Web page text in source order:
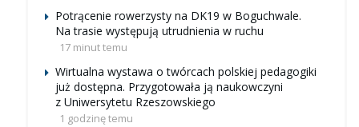
Potrącenie rowerzysty na DK19 w Boguchwale.
Na trasie występują utrudnienia w ruchu
17 minut temu
Wirtualna wystawa o twórcach polskiej pedagogiki
już dostępna. Przygotowała ją naukowczyni
z Uniwersytetu Rzeszowskiego
1 godzinę temu